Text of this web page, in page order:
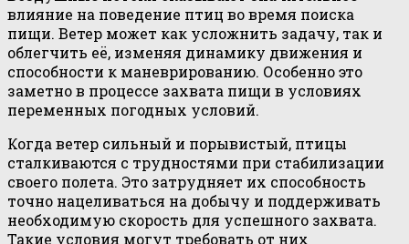
влияние на поведение птиц во время поиска
пищи. Ветер может как усложнить задачу, так и
облегчить её, изменяя динамику движения и
способности к маневрированию. Особенно это
заметно в процессе захвата пищи в условиях
переменных погодных условий.
Когда ветер сильный и порывистый, птицы
сталкиваются с трудностями при стабилизации
своего полета. Это затрудняет их способность
точно нацеливаться на добычу и поддерживать
необходимую скорость для успешного захвата.
Такие условия могут требовать от них